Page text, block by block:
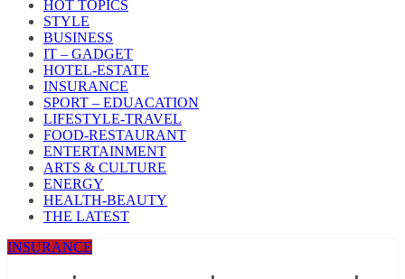
HOT TOPICS
STYLE
BUSINESS
IT – GADGET
HOTEL-ESTATE
INSURANCE
SPORT – EDUACATION
LIFESTYLE​-TRAVEL​
FOOD-RESTAURANT
ENTERTAINMENT
ARTS & CULTURE
ENERGY
HEALTH​-BEAUTY
THE LATEST
INSURANCE